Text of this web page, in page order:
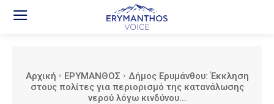
Αρχική ΕΡΥΜΑΝΘΟΣ
Δήμος Ερυμάνθου: Έκκληση
στους πολίτες για περιορισμό της κατανάλωσης
νερού λόγω κινδύνου...